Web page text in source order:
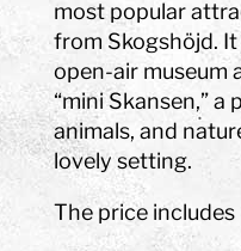
most popular
from Skogshöjd.
open-air museum
“mini Skansen,” a
animals, and
lovely setting.
The price includes